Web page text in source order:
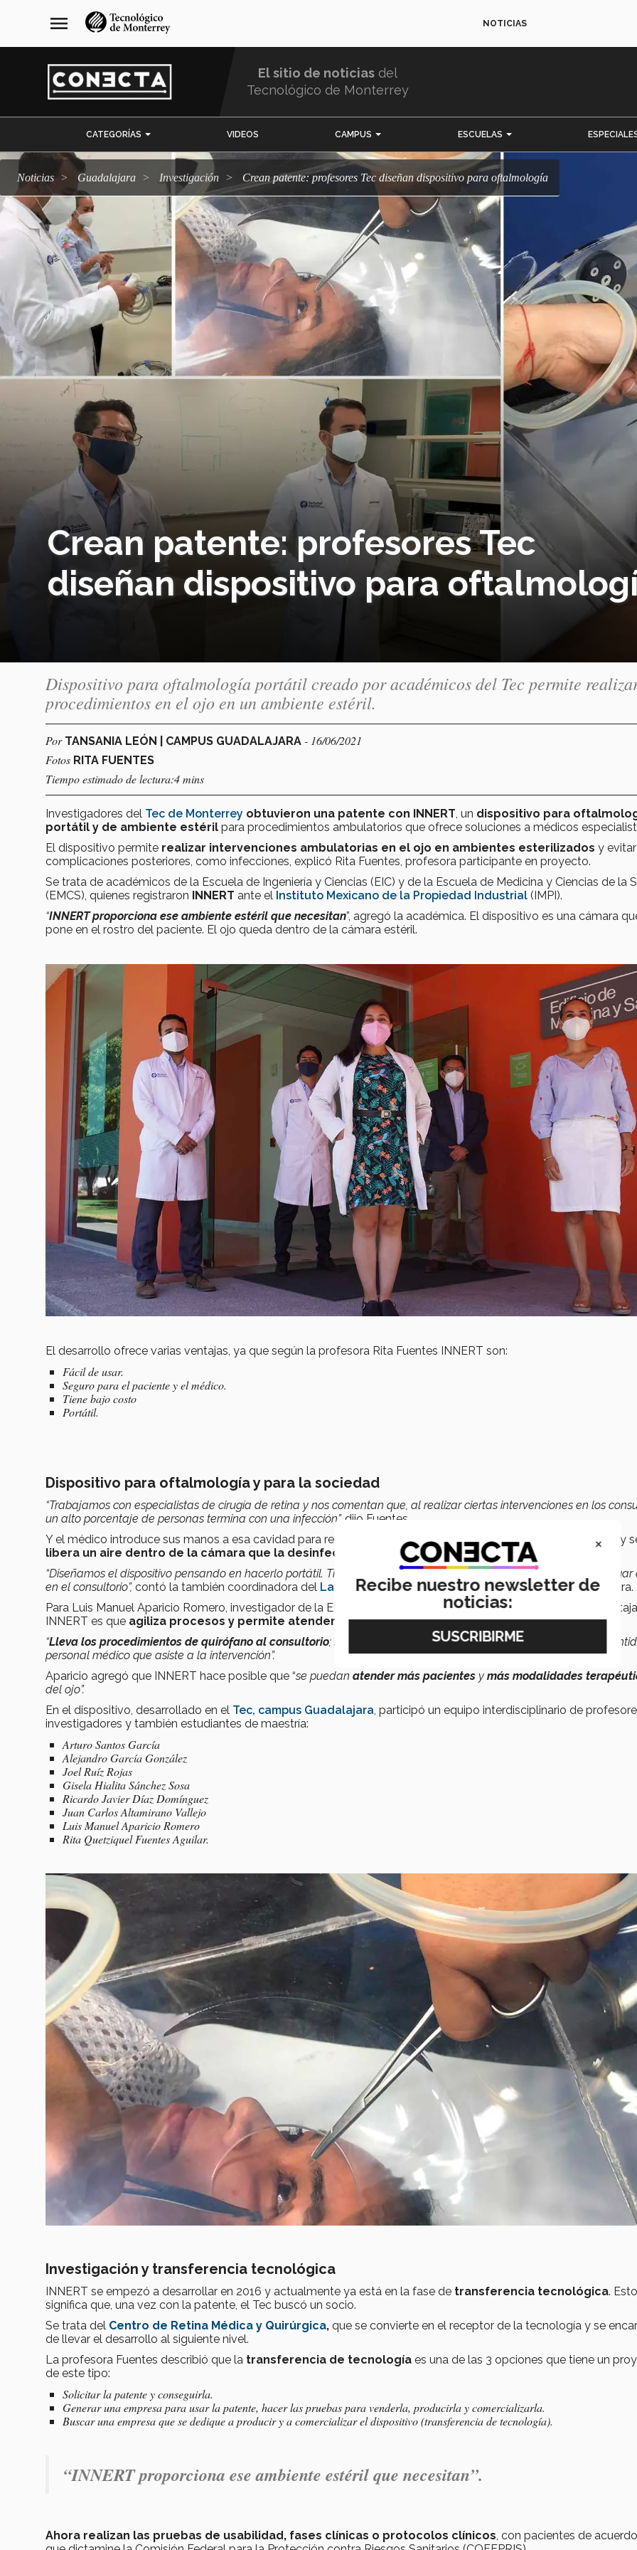
navegación
principal
menu NOTICIAS
El sitio de noticias del
Tecnológico de Monterrey
CATEGORÍAS VIDEOS CAMPUS ESCUELAS
Noticias Guadalajara Investigación Crean patente: profesores Tec diseñan dispositivo para oftalmología
Crean patente: profesores Tec
diseñan dispositivo para
Dispositivo para oftalmología portátil creado por académicos del Tec permite
procedimientos en el ojo en un ambiente estéril.
Por TANSANIA LEÓN | CAMPUS GUADALAJARA - 16/06/2021
Fotos RITA FUENTES
Tiempo estimado de lectura:4 mins
Investigadores del Tec de Monterrey obtuvieron una patente con INNERT , un dispositivo para
portátil y de ambiente estéril para procedimientos ambulatorios que ofrece soluciones a médicos
El dispositivo permite realizar intervenciones ambulatorias en el ojo en ambientes esterilizados y evitar
complicaciones posteriores, como infecciones, explicó Rita Fuentes, profesora participante en proyecto.
Se trata de académicos de la Escuela de Ingeniería y Ciencias (EIC) y de la Escuela de Medicina y Ciencias de la
(EMCS), quienes registraron INNERT ante el Instituto Mexicano de la Propiedad Industrial (IMPI).
“INNERT proporciona ese ambiente estéril que necesitan”, agregó la académica. El dispositivo es una cámara
pone en el rostro del paciente. El ojo queda dentro de la cámara estéril.
El desarrollo ofrece varias ventajas, ya que según la profesora Rita Fuentes INNERT son:
Fácil de usar.
Seguro para el paciente y el médico.
Tiene bajo costo
Portátil.
Dispositivo para oftalmología y para la sociedad
“Trabajamos con especialistas de cirugía de retina y nos comentan que, al realizar ciertas intervenciones en los
un alto porcentaje de personas termina con una infección”, dijo Fuentes.
Y el médico introduce sus manos a esa cavidad para realizar los procedimientos. Al finalizar,INNERT
se retira y
libera un aire dentro de la cámara que la desinfecta
para usarse nuevamente.
“Diseñamos el dispositivo pensando en hacerlo portátil. Tiene una base con ruedas que permite moverlo de un lugar
en el consultorio”, contó la también coordinadora del Laboratorio de Sistemas Ciberfísicosdel Tec Guadalajara.
Para Luis Manuel Aparicio Romero, investigador de la EMCS, quien también participó en el desarrollo, otra
INNERT es que agiliza procesos y permite atender más pacientes.
“Lleva los procedimientos de quirófano al consultorio; se reduce el tiempo de preparación del paciente o la
personal médico que asiste a la intervención”.
Aparicio agregó que INNERT hace posible que “se puedan atender más pacientes y más modalidades
del ojo”.
En el dispositivo, desarrollado en el Tec, campus Guadalajara, participó un equipo interdisciplinario de
investigadores y también estudiantes de maestría:
Arturo Santos García
Alejandro García González
Joel Ruíz Rojas
Gisela Hialita Sánchez Sosa
Ricardo Javier Díaz Domínguez
Juan Carlos Altamirano Vallejo
Luis Manuel Aparicio Romero
Rita Quetziquel Fuentes Aguilar.
Investigación y transferencia tecnológica
INNERT se empezó a desarrollar en 2016 y actualmente ya está en la fase de transferencia tecnológica. Esto
significa que, una vez con la patente, el Tec buscó un socio.
Se trata del Centro de Retina Médica y Quirúrgica, que se convierte en el receptor de la tecnología y se
de llevar el desarrollo al siguiente nivel.
La profesora Fuentes describió que la transferencia de tecnología es una de las 3 opciones que tiene un
de este tipo:
Solicitar la patente y conseguirla.
Generar una empresa para usar la patente, hacer las pruebas para venderla, producirla y comercializarla.
Buscar una empresa que se dedique a producir y a comercializar el dispositivo (transferencia de tecnología).
“INNERT proporciona ese ambiente estéril que necesitan”.
Ahora realizan las pruebas de usabilidad, fases clínicas o protocolos clínicos, con pacientes de
×
Recibe nuestro newsletter de
noticias: